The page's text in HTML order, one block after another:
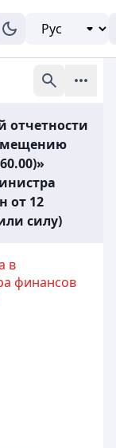
отчетности
от 12
силу)
в
финансов